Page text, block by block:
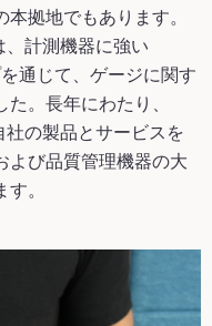
拠地でもあります。
、計測機器に強い
通じて、ゲージに関す
。長年にわたり、
の製品とサービスを
よび品質管理機器の大
。